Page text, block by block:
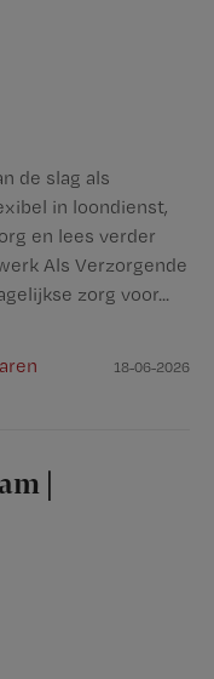
de slag als
in loondienst,
en lees verder
Als Verzorgende
zorg voor...
18-06-2026
|